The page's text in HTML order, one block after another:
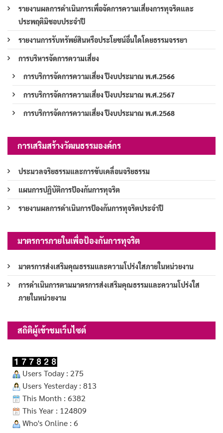
รายงานผลการดำเนินการเพื่อจัดการความเสี่ยงการทุจริตและ
ประพฤติมิชอบประจำปี
รายงานการรับทรัพย์สินหรือประโยชน์อื่นใดโดยธรรมจรรยา
การบริหารจัดการความเสี่ยง
การบริการจัดการความเสี่ยง ปีงบประมาณ พ.ศ.2566
การบริการจัดการความเสี่ยง ปีงบประมาณ พ.ศ.2567
การบริการจัดการความเสี่ยง ปีงบประมาณ พ.ศ.2568
การเสริมสร้างวัฒนธรรมองค์กร
ประมวลจริยธรรมและการขับเคลื่อนจริยธรรม
แผนการปฏิบัติการป้องกันการทุจริต
รายงานผลการดำเนินการป้องกันการทุจริตประจำปี
มาตรการภายในเพื่อป้องกันการทุจริต
มาตรการส่งเสริมคุณธรรมและความโปร่งใสภายในหน่วยงาน
การดำเนินการตามมาตรการส่งเสริมคุณธรรมและความโปร่งใส
ภายในหน่วยงาน
สถิติผู้เข้าชมเว็บไซต์
Users Today : 275
Users Yesterday : 813
This Month : 6382
This Year : 124809
Who's Online : 6